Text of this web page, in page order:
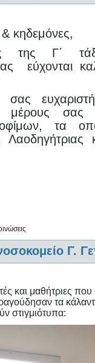
κηδεμόνες,
της Γ΄
εύχονται
μέρους
τα
Γ.
και μαθήτριες
τα
στιγμιότυπα: